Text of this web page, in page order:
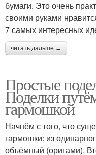
бумаги. Это очень
своими руками
7 самых интересных
читать дальше →
Простые
Поделки
гармошкой
Начнём с того, что
гармошки: из
объёмный (оригами).